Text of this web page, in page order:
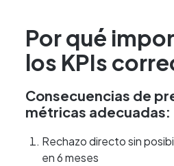
Por qué
los KPIs
Consecuencias de
métricas adecuadas:
Rechazo directo sin
en 6 meses